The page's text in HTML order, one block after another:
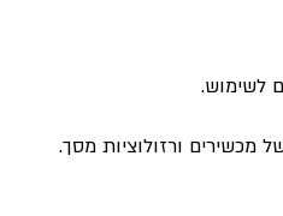
לשימוש.
מכשירים ורזולוציות מסך.